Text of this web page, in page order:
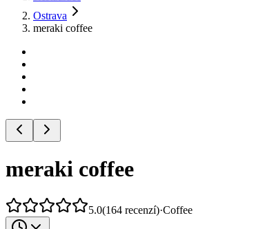
Ostrava
meraki coffee
meraki coffee
5.0(164 recenzí)·Coffee